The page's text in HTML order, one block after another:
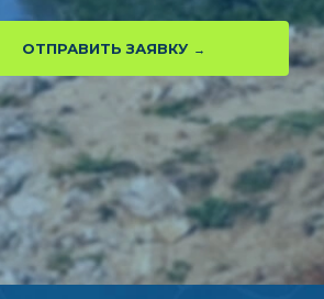
ОТПРАВИТЬ ЗАЯВКУ